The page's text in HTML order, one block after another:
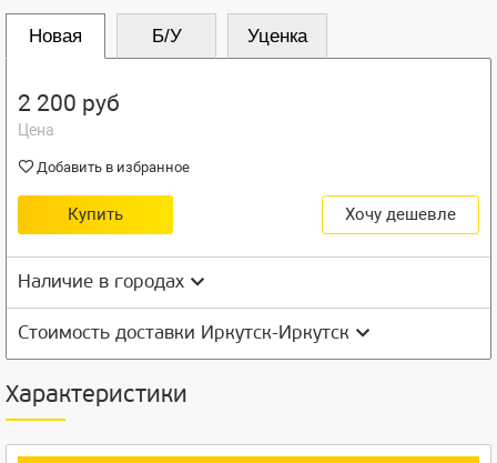
Новая Б/У Уценка
2 200 руб
Цена
Добавить в избранное
Купить Хочу дешевле
Наличие в городах
Стоимость доставки Иркутск-Иркутск
Характеристики